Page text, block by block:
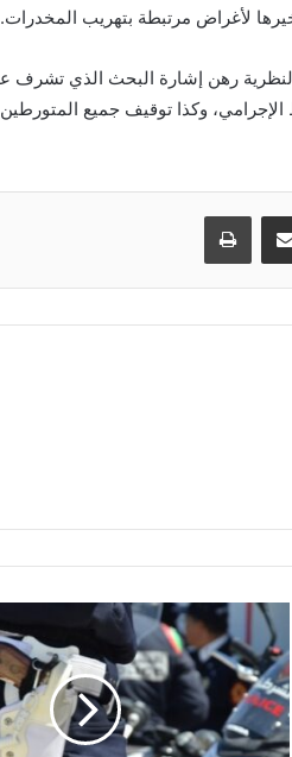
لأغراض مرتبطة بتهريب المخدرات.
رهن إشارة البحث الذي تشرف
الإجرامي، وكذا توقيف جميع